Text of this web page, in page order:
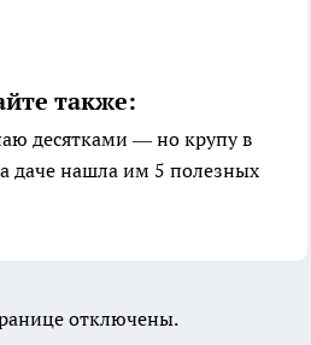
также:
десятками — но крупу в
даче нашла им 5 полезных
отключены.